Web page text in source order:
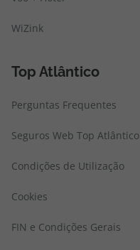
WiZink
Top Atlântico
Perguntas Frequentes
Seguros Web Top Atlântico
Condições de Utilização
Cookies
FIN e Condições Gerais